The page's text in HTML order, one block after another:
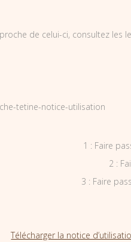
de celui-ci, consultez les
1 : Faire
2 :
3 : Faire
Télécharger la notice